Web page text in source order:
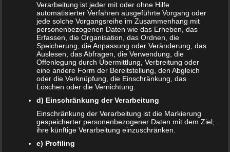
E-Mail-Adresse *
Ich habe dieDatenschutzerklärungzur Kenntnis
genommen.
Verarbeitung ist jeder mit oder ohne Hilfe
automatisierter Verfahren ausgeführte Vorgang oder
jede solche Vorgangsreihe im Zusammenhang mit
personenbezogenen Daten wie das Erheben, das
Erfassen, die Organisation, das Ordnen, die
Speicherung, die Anpassung oder Veränderung, das
Auslesen, das Abfragen, die Verwendung, die
Offenlegung durch Übermittlung, Verbreitung oder
eine andere Form der Bereitstellung, den Abgleich
oder die Verknüpfung, die Einschränkung, das
Löschen oder die Vernichtung.
d) Einschränkung der Verarbeitung
Einschränkung der Verarbeitung ist die Markierung
gespeicherter personenbezogener Daten mit dem Ziel,
ihre künftige Verarbeitung einzuschränken.
e) Profiling